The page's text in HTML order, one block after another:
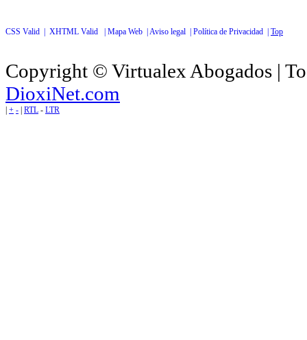
CSS Valid | XHTML Valid | Mapa Web |Aviso legal | Política de Privacidad | Top
Copyright © Virtualex Abogados |
DioxiNet.com
| + - | RTL - LTR